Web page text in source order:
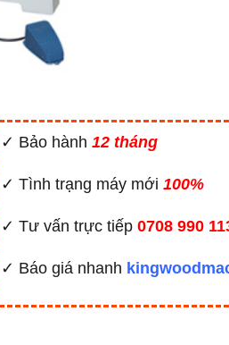
✓ Bảo hành 12 tháng
✓ Tình trạng máy mới 100%
✓ Tư vấn trực tiếp 0708 990
✓ Báo giá nhanh